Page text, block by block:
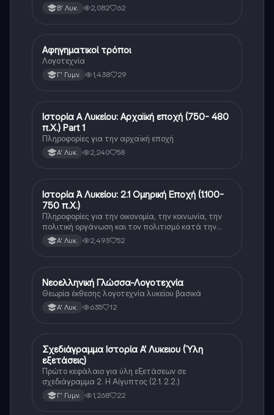
Β' Λυκ. 2,082 62
Νέα Ελληνικά
Αφηγηματικοί τρόποι
Λογοτεχνία
Γ' Γυμν. 1,438 29
Νέα Ελληνικά
Ιστορία Α Λυκείου: Αρχαϊκή εποχή (750- 480
π.Χ.) Part 1
Πληροφορίες για την αρχαϊκή εποχή
Α' Λυκ. 2,240 58
Νέα Ελληνικά
Ιστορία Ά Λυκείου: 2.1 Ομηρική Εποχή (1.100-
750 π.Χ.)
Πληροφορίες για την οικονομία, την κοινωνία, την
πολιτική οργάνωση και τον πολιτισμό κατά την
διάρκεια της ομηρικής εποχής.
Α' Λυκ. 2,493 52
Νέα Ελληνικά
Νεοελληνική Γλώσσα-Λογοτεχνία
Θεωρία έκθεσης λογοτεχνία λυκείου βασικά
Α' Λυκ. 635 12
Νέα Ελληνικά
Σχεδιάγραμμα Ιστορία Α’ Λυκειου (Ύλη
εξετάσεις)
Πρώτο κεφάλαιο για ύλη εξετάσεων σε
σχεδιάγραμμα 2. Η Αίγυπτος (2.1. 2.2.)
Γ' Γυμν. 1,268 22